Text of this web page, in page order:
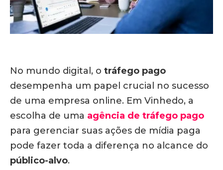
No mundo digital, o tráfego pago
desempenha um papel crucial no sucesso
de uma empresa online. Em Vinhedo, a
escolha de uma agência de tráfego pago
para gerenciar suas ações de mídia paga
pode fazer toda a diferença no alcance do
público-alvo.